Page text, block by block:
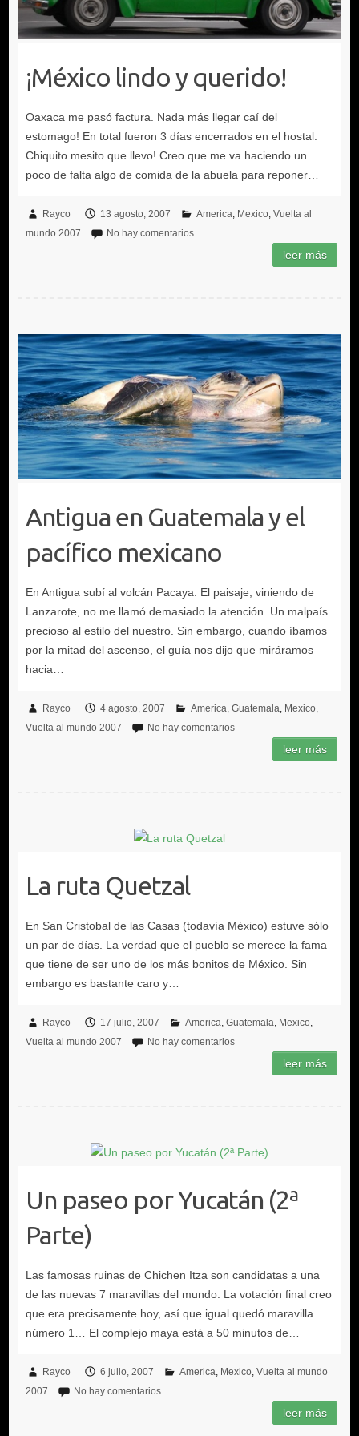
¡México lindo y querido!
Rayco 13 agosto, 2007 America Mexico Vuelta al
mundo 2007
No hay comentarios
Antigua en Guatemala y el
pacífico mexicano
Rayco 4 agosto, 2007 America Guatemala Mexico
Vuelta al mundo 2007
No hay comentarios
La ruta Quetzal
Rayco 17 julio, 2007 America Guatemala Mexico
Vuelta al mundo 2007
No hay comentarios
Un paseo por Yucatán (2ª
Parte)
Rayco 6 julio, 2007 America Mexico Vuelta al mundo
2007
No hay comentarios